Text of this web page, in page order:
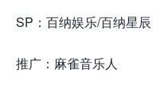
SP：百纳娱乐/百纳星辰
推广：麻雀音乐人